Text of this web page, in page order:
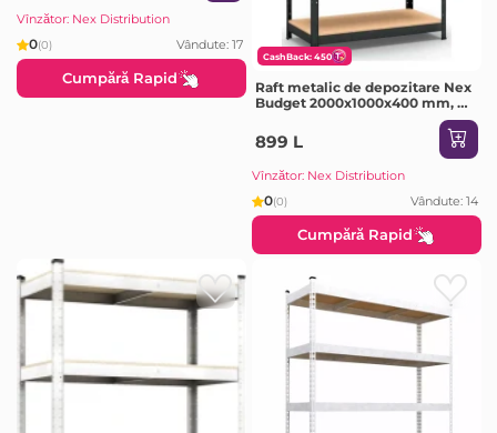
Vînzător: Nex Distribution
0(0) Vândute: 17
Cumpără Rapid
CashBack: 450
Raft metalic de depozitare Nex
Budget 2000x1000x400 mm, 5
899 L
Vînzător: Nex Distribution
0(0) Vândute: 14
Cumpără Rapid